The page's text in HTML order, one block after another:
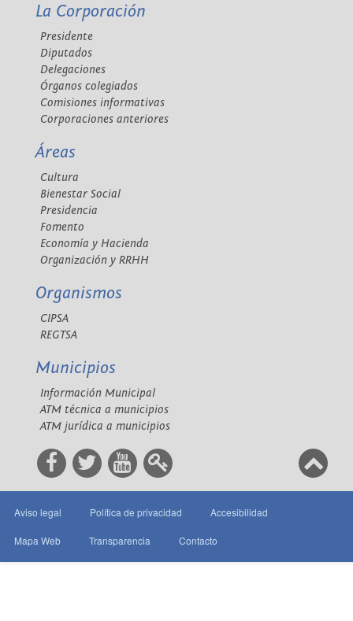
La Corporación
Presidente
Diputados
Delegaciones
Órganos colegiados
Comisiones informativas
Corporaciones anteriores
Áreas
Cultura
Bienestar Social
Presidencia
Fomento
Economía y Hacienda
Organización y RRHH
Organismos
CIPSA
REGTSA
Municipios
Información Municipal
ATM técnica a municipios
ATM jurídica a municipios
Aviso legal Política de privacidad Accesibilidad
Mapa Web Transparencia Contacto